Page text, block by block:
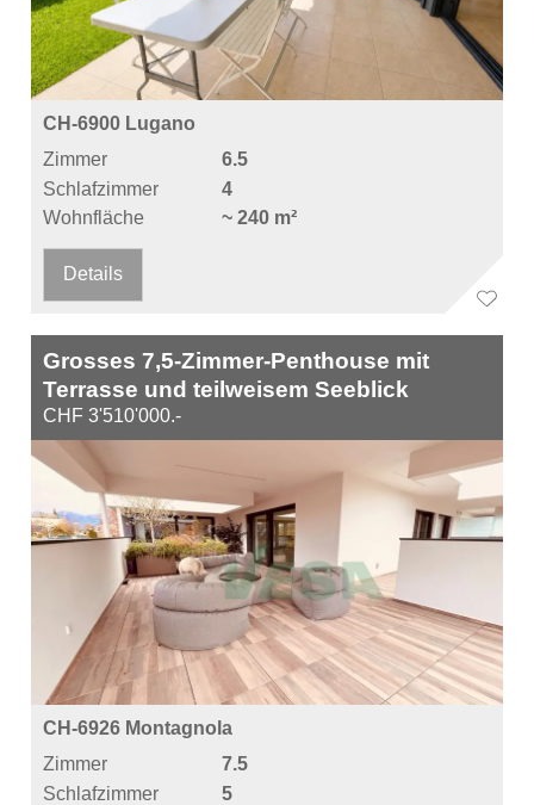
CH-6900 Lugano
Zimmer
6.5
Schlafzimmer
4
Wohnfläche
~ 240 m²
Details
Grosses 7,5-Zimmer-Penthouse mit
Terrasse und teilweisem Seeblick
CHF 3'510'000.-
CH-6926 Montagnola
Zimmer
7.5
Schlafzimmer
5